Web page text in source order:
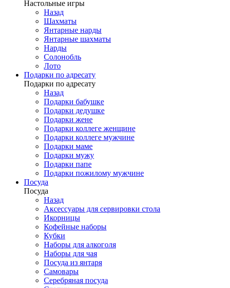
Настольные игры
Назад
Шахматы
Янтарные нарды
Янтарные шахматы
Нарды
Солонобль
Лото
Подарки по адресату
Подарки по адресату
Назад
Подарки бабушке
Подарки дедушке
Подарки жене
Подарки коллеге женщине
Подарки коллеге мужчине
Подарки маме
Подарки мужу
Подарки папе
Подарки пожилому мужчине
Посуда
Посуда
Назад
Аксессуары для сервировки стола
Икорницы
Кофейные наборы
Кубки
Наборы для алкоголя
Наборы для чая
Посуда из янтаря
Самовары
Серебряная посуда